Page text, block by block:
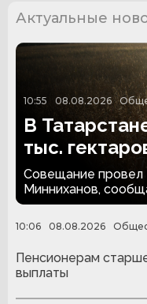
Актуальные
10:55 08.08.2026
В
тыс.
Совещание провел
Минниханов,
10:06 08.08.2026
Пенсионерам
выплаты